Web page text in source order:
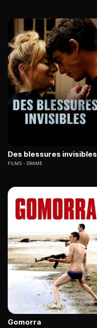
Des blessures invisibles
FILMS DRAME
Gomorra